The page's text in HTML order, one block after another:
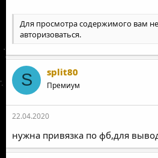
Для просмотра содержимого вам
авторизоваться.
S split80
Премиум
22.04.2020
нужна привязка по фб,для